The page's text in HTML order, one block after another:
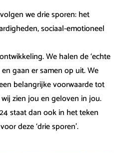
we drie sporen: het
sociaal-emotioneel
We halen de ‘echte
gaan er samen op uit. We
belangrijke voorwaarde tot
zien jou en geloven in jou.
staat dan ook in het teken
deze ‘drie sporen’.